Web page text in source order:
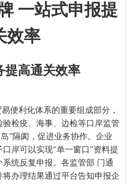
一站式申报提
效率
提高通关效率
便利化体系的重要组成部分，
验检疫、海事、边检等口岸监管
”隔阂，促进业务协作。企业
岸可以实现“单一窗口”资料提
统反复申报。各监管部 门通
办理结果通过平台告知申报企